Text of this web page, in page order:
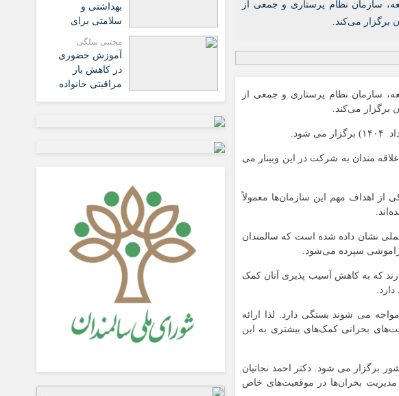
سازمان نظام پرستاری و جمعی از
می‌کند.
سازمان نظام پرستاری و جمعی از
می‌کند.
مندان به شرکت در این وبینار می
از اهداف مهم این سازمان‌ها معمولاً
نشان داده شده است که سالمندان
سپرده می‌شود.
که به کاهش آسیب پذیری آنان کمک
می شوند بستگی دارد. لذا ارائه
بحرانی کمک‌های بیشتری به این
برگزار می شود. دکتر احمد نجاتیان
بحران‌ها در موقعیت‌های خاص
نخستین زیست‌بوم
جامع سالمندی
کشور
بهداشتی و
سلامتی برای
سالمندان جهت
جلوگیری از
گرمازدگی در
پیاده‌روی اربعین
مجتبی سلگی
آموزش حضوری
در کاهش بار
مراقبتی خانواده